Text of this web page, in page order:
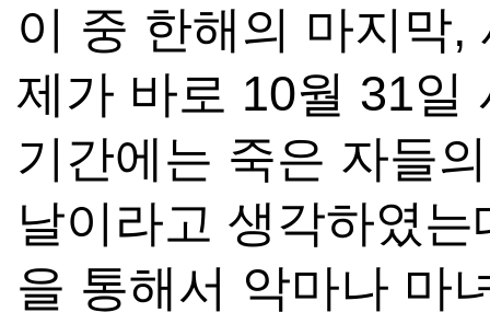
이 중 한해의 마지막
제가 바로 10월 31일
기간에는 죽은 자들
날이라고 생각하였
을 통해서 악마나 마